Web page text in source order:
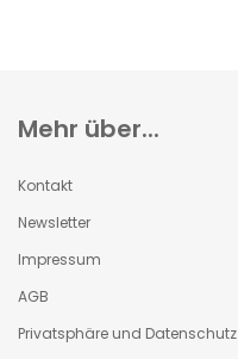
Mehr über...
Kontakt
Newsletter
Impressum
AGB
Privatsphäre und Datenschutz